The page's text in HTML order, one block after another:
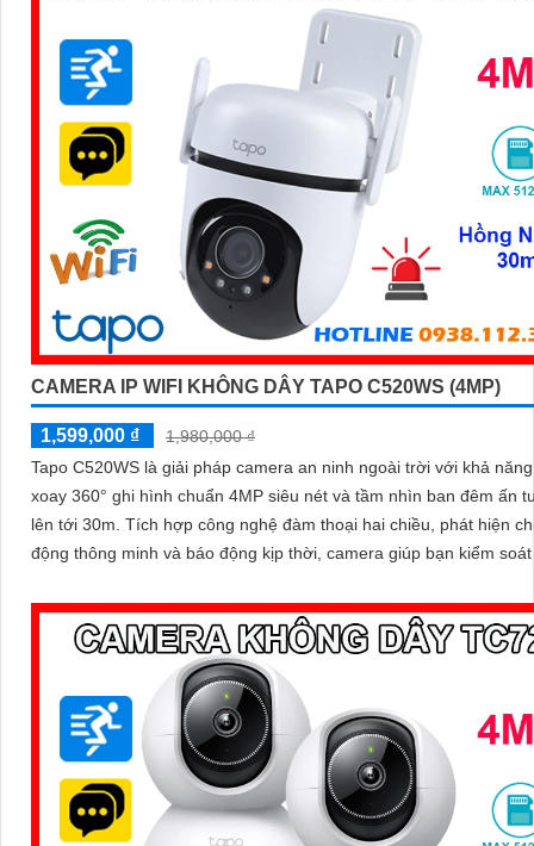
CAMERA IP WIFI KHÔNG DÂY TAPO C520WS (4MP)
1,599,000 ₫
1,980,000 ₫
Tapo C520WS là giải pháp camera an ninh ngoài trời với khả
xoay 360° ghi hình chuẩn 4MP siêu nét và tầm nhìn ban đêm ấn
lên tới 30m. Tích hợp công nghệ đàm thoại hai chiều, phát hiện chuyển
động thông minh và báo động kịp thời, camera giúp bạn kiểm